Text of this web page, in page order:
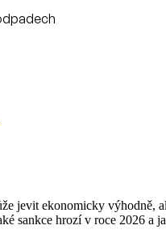
jevit ekonomicky
sankce hrozí v roce 2026 a